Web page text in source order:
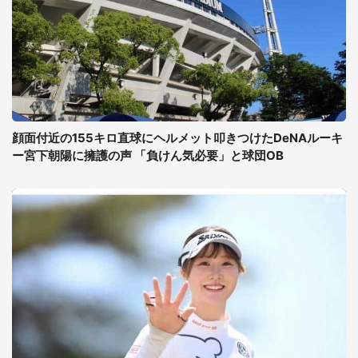
顔面付近の155キロ直球にヘルメット叩きつけたDeNAルーキ
ー宮下朝陽に擁護の声 「負けん気必要」と球団OB